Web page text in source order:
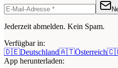
Jederzeit abmelden. Kein Spam.
Verfügbar in:
🇩🇪Deutschland🇦🇹Österreich
App herunterladen: